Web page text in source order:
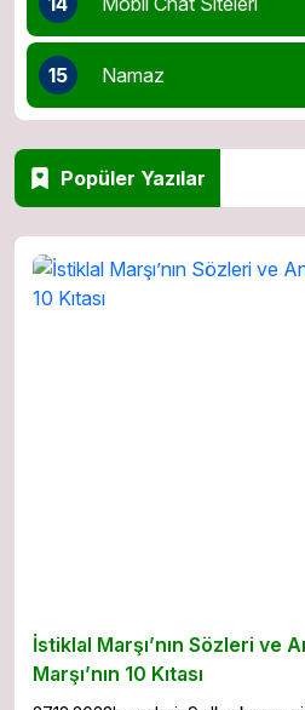
15 Namaz
Popüler Yazılar
İstiklal Marşı’nın Sözleri ve
Marşı’nın 10 Kıtası